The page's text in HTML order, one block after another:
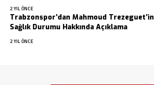
2 YIL ÖNCE
Trabzonspor’dan Mahmoud Trezeguet’in
Sağlık Durumu Hakkında Açıklama
2 YIL ÖNCE